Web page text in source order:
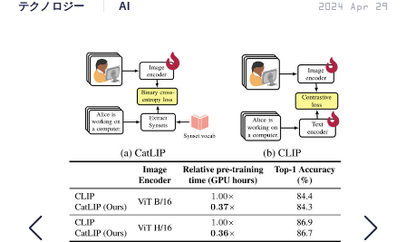
FOLLOW US
テクノロジー AI 2024 Apr 29